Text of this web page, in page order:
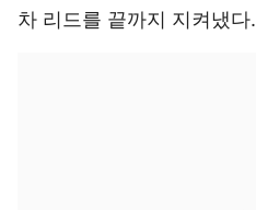
차 리드를 끝까지 지켜냈다.